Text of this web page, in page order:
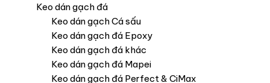
Keo dán gạch đá
Keo dán gạch Cá sấu
Keo dán gạch đá Epoxy
Keo dán gạch đá khác
Keo dán gạch đá Mapei
Keo dán gạch đá Perfect & CiMax